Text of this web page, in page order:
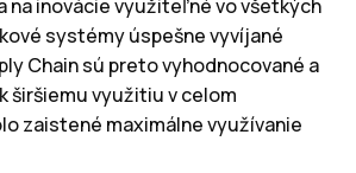
na inovácie využiteľné vo všetkých
systémy úspešne vyvíjané
Chain sú preto vyhodnocované a
širšiemu využitiu v celom
zaistené maximálne využívanie